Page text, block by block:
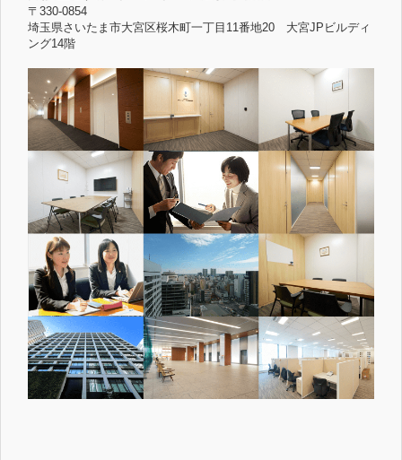
〒330-0854
埼玉県さいたま市大宮区桜木町一丁目11番地20 大宮JPビルディ
ング14階